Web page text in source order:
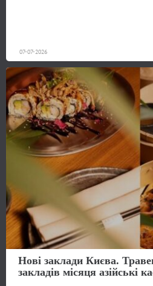
07-07-2026
Нові заклади Києва.
закладів місяця азійські